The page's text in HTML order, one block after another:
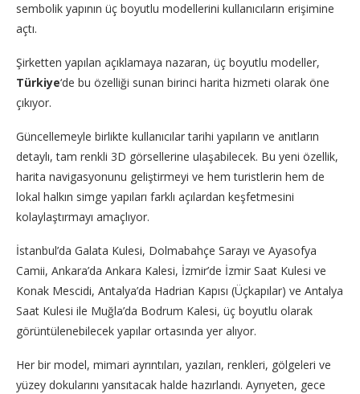
sembolik yapının üç boyutlu modellerini kullanıcıların erişimine
açtı.
Şirketten yapılan açıklamaya nazaran, üç boyutlu modeller,
Türkiye‘de bu özelliği sunan birinci harita hizmeti olarak öne
çıkıyor.
Güncellemeyle birlikte kullanıcılar tarihi yapıların ve anıtların
detaylı, tam renkli 3D görsellerine ulaşabilecek. Bu yeni özellik,
harita navigasyonunu geliştirmeyi ve hem turistlerin hem de
lokal halkın simge yapıları farklı açılardan keşfetmesini
kolaylaştırmayı amaçlıyor.
İstanbul’da Galata Kulesi, Dolmabahçe Sarayı ve Ayasofya
Camii, Ankara’da Ankara Kalesi, İzmir’de İzmir Saat Kulesi ve
Konak Mescidi, Antalya’da Hadrian Kapısı (Üçkapılar) ve Antalya
Saat Kulesi ile Muğla’da Bodrum Kalesi, üç boyutlu olarak
görüntülenebilecek yapılar ortasında yer alıyor.
Her bir model, mimari ayrıntıları, yazıları, renkleri, gölgeleri ve
yüzey dokularını yansıtacak halde hazırlandı. Ayrıyeten, gece